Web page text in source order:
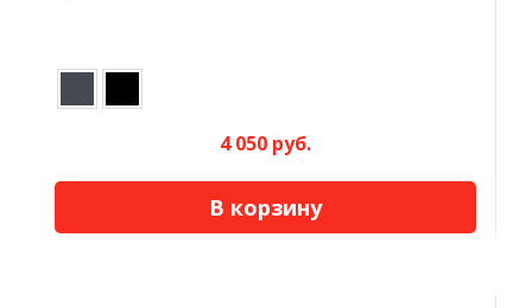
4 050 руб.
В корзину